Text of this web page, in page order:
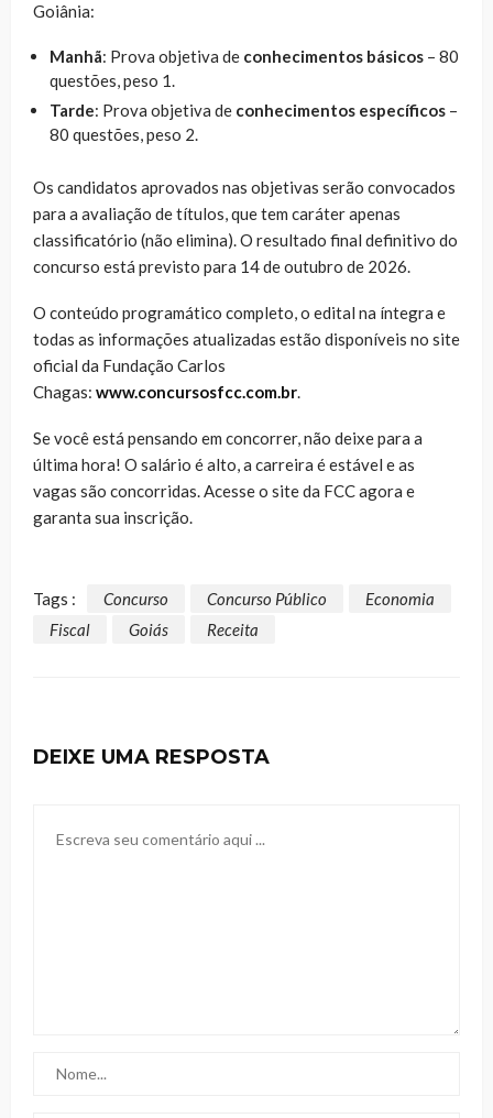
Goiânia:
Manhã: Prova objetiva de conhecimentos básicos – 80
questões, peso 1.
Tarde: Prova objetiva de conhecimentos específicos –
80 questões, peso 2.
Os candidatos aprovados nas objetivas serão convocados
para a avaliação de títulos, que tem caráter apenas
classificatório (não elimina). O resultado final definitivo do
concurso está previsto para 14 de outubro de 2026.
O conteúdo programático completo, o edital na íntegra e
todas as informações atualizadas estão disponíveis no site
oficial da Fundação Carlos
Chagas: www.concursosfcc.com.br.
Se você está pensando em concorrer, não deixe para a
última hora! O salário é alto, a carreira é estável e as
vagas são concorridas. Acesse o site da FCC agora e
garanta sua inscrição.
Tags : Concurso Concurso Público
Economia
Fiscal
Goiás Receita
DEIXE UMA RESPOSTA